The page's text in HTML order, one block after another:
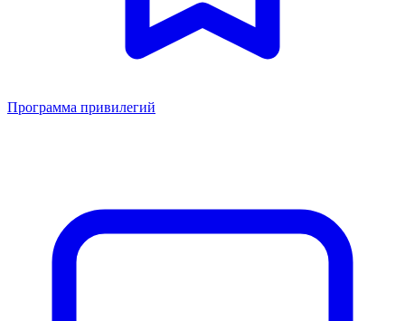
Программа привилегий